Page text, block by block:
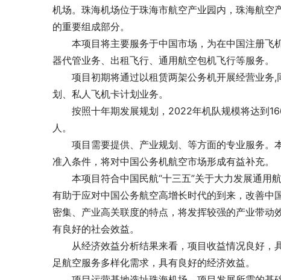
机场。珠海机场位于珠海市航空产业园内，珠海航
的重要组成部分。
本项目将主要服务于中国市场，为在中国注册飞
器代管业务、出租飞行、通用航空包机飞行等服务。
项目初期将通过以租赁两架公务机开展经营业务
划、私人飞机卡计划业务。
按照十年期发展规划，2022年机队规模将达到
人。
项目需要提供、产业规划、 等方面的专业服务。
准入条件，将对中国公务机航空市场形成有益补充。
本项目符合中国民航“十三五”关于大力发展通用
有助于应对中国公务航空高增长时代的到来，改善
密集、产业高关联度的特点，将发挥较强的产业带
有良好的社会效益。
从经济效益分析结果来看，项目收益情况良好，
足航空服务多样化需求，具有良好的经济效益。